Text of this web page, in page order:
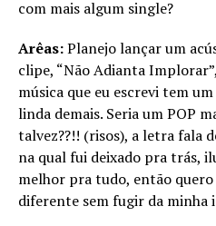
com mais algum single?
Arêas:Planejo lançar um
clipe, “Não Adianta
música que eu escrevi tem
linda demais. Seria um POP
talvez??!! (risos), a letra fala
na qual fui deixado pra trás,
melhor pra tudo, então
diferente sem fugir da minha